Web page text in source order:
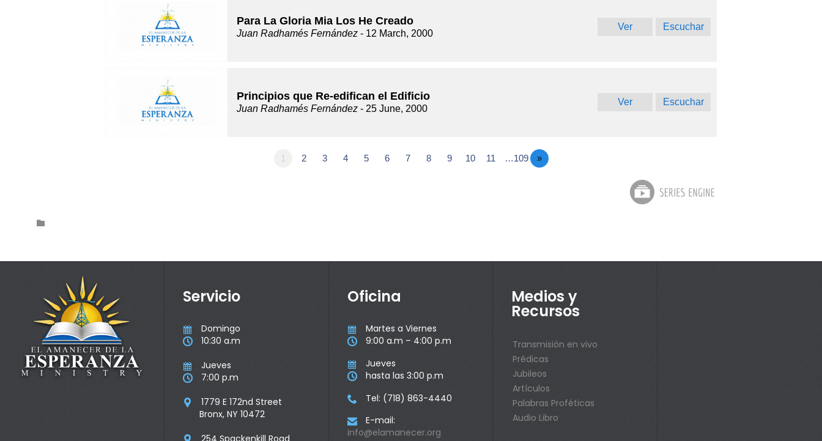
Para La Gloria Mia Los He Creado
Juan Radhamés Fernández - 12 March, 2000
Ver Escuchar
Principios que Re-edifican el Edificio
Juan Radhamés Fernández - 25 June, 2000
Ver Escuchar
1 2 3 4 5 6 7 8 9 10 11 …109 »

Servicio
 Domingo
 10:30 a.m
 Jueves
 7:00 p.m

1779 E 172nd Street
Bronx, NY 10472
254 Spackenkill Road
Oficina
 Martes a Viernes
 9:00 a.m – 4:00 p.m
 Jueves
 hasta las 3:00 p.m
 Tel: (718) 863-4440

E-mail:
info@elamanecer.org
Medios y
Recursos
Transmisión en vivo
Prédicas
Jubileos
Artículos
Palabras Proféticas
Audio Libro